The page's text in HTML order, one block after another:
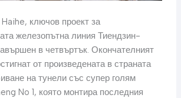
ключов проект за
железопътна линия Тиендзин-
в четвъртък. Окончателният
от произведената в страната
на тунели със супер голям
No 1, която монтира последния